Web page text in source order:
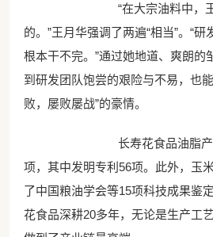
“在大宗油料中，
的。”王月华强调了两遍“相当”。“研
根本干不完。”通过她地道、爽朗的
到研发团队饱尝的艰险与不易，也
败，屡败屡战”的豪情。
长寿花食品油脂
项，其中发明专利56项。此外，玉
了中国粮油学会等15项科技成果鉴
花食品深耕20多年，无论是生产工